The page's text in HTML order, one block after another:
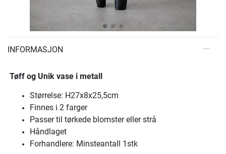
INFORMASJON
Tøff og Unik vase i metall
Størrelse: H27x8x25,5cm
Finnes i 2 farger
Passer til tørkede blomster eller strå
Håndlaget
Forhandlere: Minsteantall 1stk